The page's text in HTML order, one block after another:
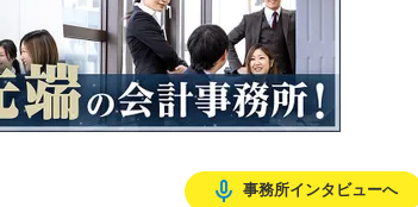
mic_none 事務所インタビューへ